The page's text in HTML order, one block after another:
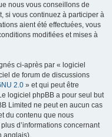
nous vous conseillons de
si vous continuez à participer à
aient été effectuées, vous
modifiées et mises à
ci-après par « logiciel
de forum de discussions
2.0 » et qui peut être
logiciel phpBB a pour seul but
Limited ne peut en aucun cas
du contenu que nous
d’informations concernant